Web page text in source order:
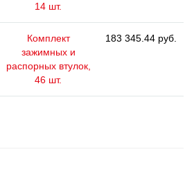
14 шт.
Комплект
зажимных и
распорных втулок,
46 шт.
183 345.44 руб.